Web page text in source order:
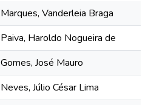
Marques, Vanderleia Braga
Paiva, Haroldo Nogueira de
Gomes, José Mauro
Neves, Júlio César Lima